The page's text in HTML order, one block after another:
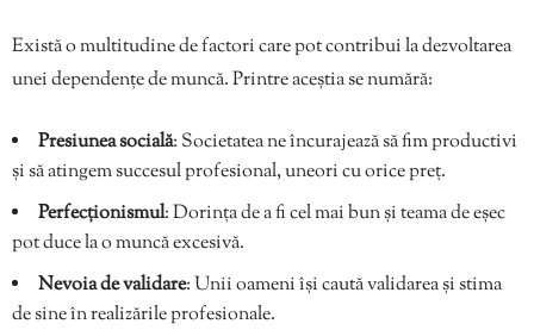
Există o multitudine de factori care pot contribui la dezvoltarea
unei dependențe de muncă. Printre aceștia se numără:
Presiunea socială: Societatea ne încurajează să fim productivi
și să atingem succesul profesional, uneori cu orice preț.
Perfecționismul: Dorința de a fi cel mai bun și teama de eșec
pot duce la o muncă excesivă.
Nevoia de validare: Unii oameni își caută validarea și stima
de sine în realizările profesionale.